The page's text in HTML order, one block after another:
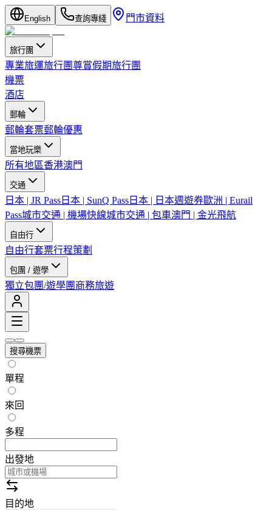
English 查詢專綫 門市資料
旅行團
專業旅運旅行團尊賞假期旅行團
機票
酒店
郵輪
郵輪套票郵輪優惠
當地玩樂
所有地區香港澳門
交通
日本 | JR Pass 日本 | SunQ Pass 日本 | 日本週遊券歐洲 | Eurail
Pass城市交通 | 機場快線城市交通 | 包車澳門 | 金光飛航
自由行
自由行套票行程策劃
包團 / 遊學
獨立包團/遊學團 商務旅遊
搜尋機票
單程
來回
多程
出發地
目的地